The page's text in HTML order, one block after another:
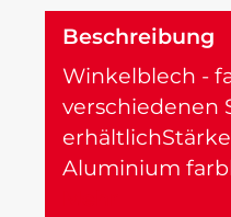
Beschreibung
Winkelblech -
verschiedenen
Aluminium